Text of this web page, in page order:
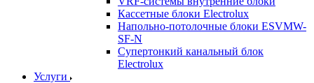
Кассетные блоки Electrolux
Напольно-потолочные блоки ESVMW-
SF-N
Супертонкий канальный блок
Electrolux
Услуги